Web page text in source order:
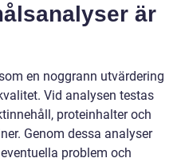
är
en noggrann utvärdering
Vid analysen testas
proteinhalter och
Genom dessa analyser
problem och